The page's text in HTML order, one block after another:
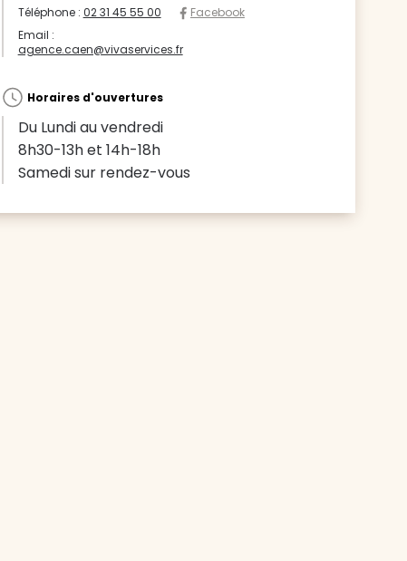
Téléphone : 02 31 45 55 00
Facebook
Email :
agence.caen@vivaservices.fr
Horaires d'ouvertures
Du Lundi au vendredi
8h30-13h et 14h-18h
Samedi sur rendez-vous